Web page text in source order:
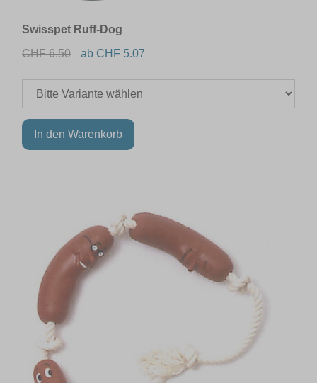
Swisspet Ruff-Dog
CHF 6.50
ab CHF 5.07